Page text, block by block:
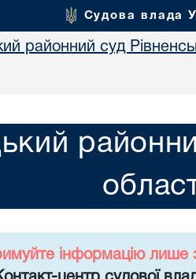
Судова влада
районний суд
інформацію лише